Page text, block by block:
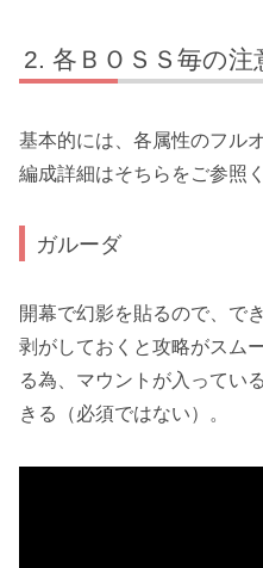
各ＢＯＳＳ毎の注
基本的には、各属性のフル
編成詳細はそちらをご参照
ガルーダ
開幕で幻影を貼るので、で
剥がしておくと攻略がスム
る為、 マウント が入ってい
きる（必須ではない）。